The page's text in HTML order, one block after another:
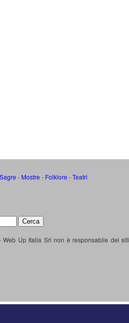
Sagre - Mostre - Folklore -Teatri
Up Italia Srl non è responsabile dei siti